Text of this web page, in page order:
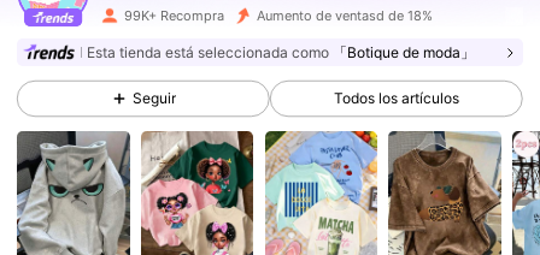
4.85 107K Seguidores
4.85 107K Seguidores
4.85 107K Seguidores
99K+ Recompra Aumento de ventasd de 18%
Esta tienda está seleccionada como 「Botique de moda」
Seguir Todos los artículos